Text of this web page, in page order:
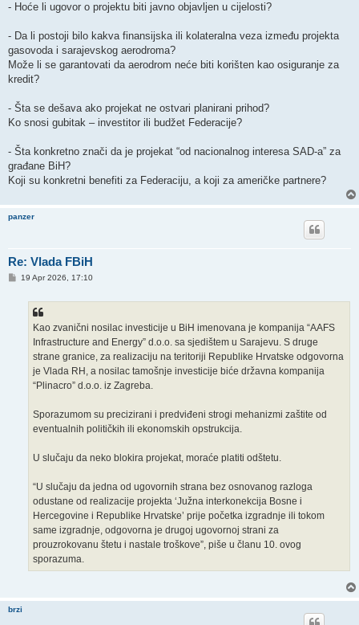
- Hoće li ugovor o projektu biti javno objavljen u cijelosti?
- Da li postoji bilo kakva finansijska ili kolateralna veza između projekta
gasovoda i sarajevskog aerodroma?
Može li se garantovati da aerodrom neće biti korišten kao osiguranje za
kredit?
- Šta se dešava ako projekat ne ostvari planirani prihod?
Ko snosi gubitak – investitor ili budžet Federacije?
- Šta konkretno znači da je projekat “od nacionalnog interesa SAD-a” za
građane BiH?
Koji su konkretni benefiti za Federaciju, a koji za američke partnere?
panzer
Re: Vlada FBiH
P19 Apr 2026, 17:10
Kao zvanični nosilac investicije u BiH imenovana je kompanija “AAFS
Infrastructure and Energy” d.o.o. sa sjedištem u Sarajevu. S druge
strane granice, za realizaciju na teritoriji Republike Hrvatske odgovorna
je Vlada RH, a nosilac tamošnje investicije biće državna kompanija
“Plinacro” d.o.o. iz Zagreba.
Sporazumom su precizirani i predviđeni strogi mehanizmi zaštite od
eventualnih političkih ili ekonomskih opstrukcija.
U slučaju da neko blokira projekat, moraće platiti odštetu.
“U slučaju da jedna od ugovornih strana bez osnovanog razloga
odustane od realizacije projekta ‘Južna interkonekcija Bosne i
Hercegovine i Republike Hrvatske’ prije početka izgradnje ili tokom
same izgradnje, odgovorna je drugoj ugovornoj strani za
prouzrokovanu štetu i nastale troškove”, piše u članu 10. ovog
sporazuma.
brzi